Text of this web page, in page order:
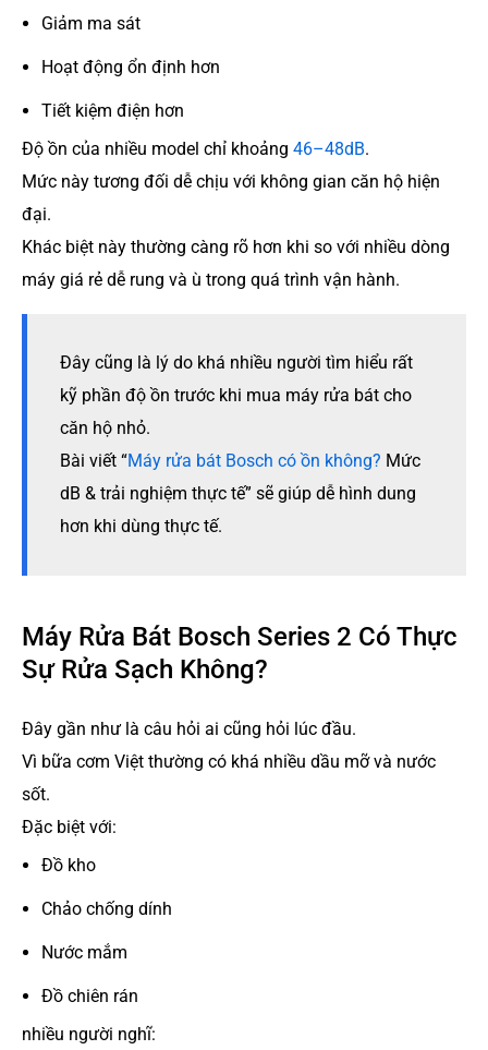
Giảm ma sát
Hoạt động ổn định hơn
Tiết kiệm điện hơn
Độ ồn của nhiều model chỉ khoảng 46–48dB.
Mức này tương đối dễ chịu với không gian căn hộ hiện
đại.
Khác biệt này thường càng rõ hơn khi so với nhiều dòng
máy giá rẻ dễ rung và ù trong quá trình vận hành.
Đây cũng là lý do khá nhiều người tìm hiểu rất
kỹ phần độ ồn trước khi mua máy rửa bát cho
căn hộ nhỏ.
Bài viết “Máy rửa bát Bosch có ồn không? Mức
dB & trải nghiệm thực tế” sẽ giúp dễ hình dung
hơn khi dùng thực tế.
Máy Rửa Bát Bosch Series 2 Có Thực
Sự Rửa Sạch Không?
Đây gần như là câu hỏi ai cũng hỏi lúc đầu.
Vì bữa cơm Việt thường có khá nhiều dầu mỡ và nước
sốt.
Đặc biệt với:
Đồ kho
Chảo chống dính
Nước mắm
Đồ chiên rán
nhiều người nghĩ: